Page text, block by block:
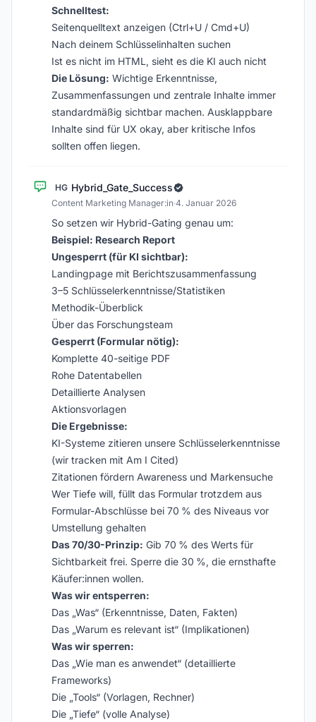
Schnelltest:
Seitenquelltext anzeigen (Ctrl+U / Cmd+U)
Nach deinem Schlüsselinhalten suchen
Ist es nicht im HTML, sieht es die KI auch nicht
Die Lösung: Wichtige Erkenntnisse,
Zusammenfassungen und zentrale Inhalte immer
standardmäßig sichtbar machen. Ausklappbare
Inhalte sind für UX okay, aber kritische Infos
sollten offen liegen.
HG Hybrid_Gate_Success
Content Marketing Manager:in·4. Januar 2026
So setzen wir Hybrid-Gating genau um:
Beispiel: Research Report
Ungesperrt (für KI sichtbar):
Landingpage mit Berichtszusammenfassung
3–5 Schlüsselerkenntnisse/Statistiken
Methodik-Überblick
Über das Forschungsteam
Gesperrt (Formular nötig):
Komplette 40-seitige PDF
Rohe Datentabellen
Detaillierte Analysen
Aktionsvorlagen
Die Ergebnisse:
KI-Systeme zitieren unsere Schlüsselerkenntnisse
(wir tracken mit Am I Cited)
Zitationen fördern Awareness und Markensuche
Wer Tiefe will, füllt das Formular trotzdem aus
Formular-Abschlüsse bei 70 % des Niveaus vor
Umstellung gehalten
Das 70/30-Prinzip: Gib 70 % des Werts für
Sichtbarkeit frei. Sperre die 30 %, die ernsthafte
Käufer:innen wollen.
Was wir entsperren:
Das „Was“ (Erkenntnisse, Daten, Fakten)
Das „Warum es relevant ist“ (Implikationen)
Was wir sperren:
Das „Wie man es anwendet“ (detaillierte
Frameworks)
Die „Tools“ (Vorlagen, Rechner)
Die „Tiefe“ (volle Analyse)